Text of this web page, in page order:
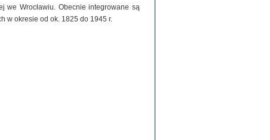
we Wrocławiu. Obecnie integrowane są
w okresie od ok. 1825 do 1945 r.